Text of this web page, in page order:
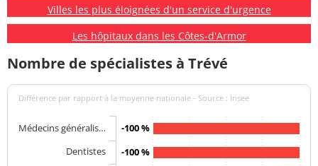
Villes les plus éloignées d'un service d'urgence
Les hôpitaux dans les Côtes-d'Armor
Nombre de spécialistes à Trévé
Différence par rapport à la moyenne nationale - Source : Insee
-100 %
-100 %
Médecins généralis…
Dentistes